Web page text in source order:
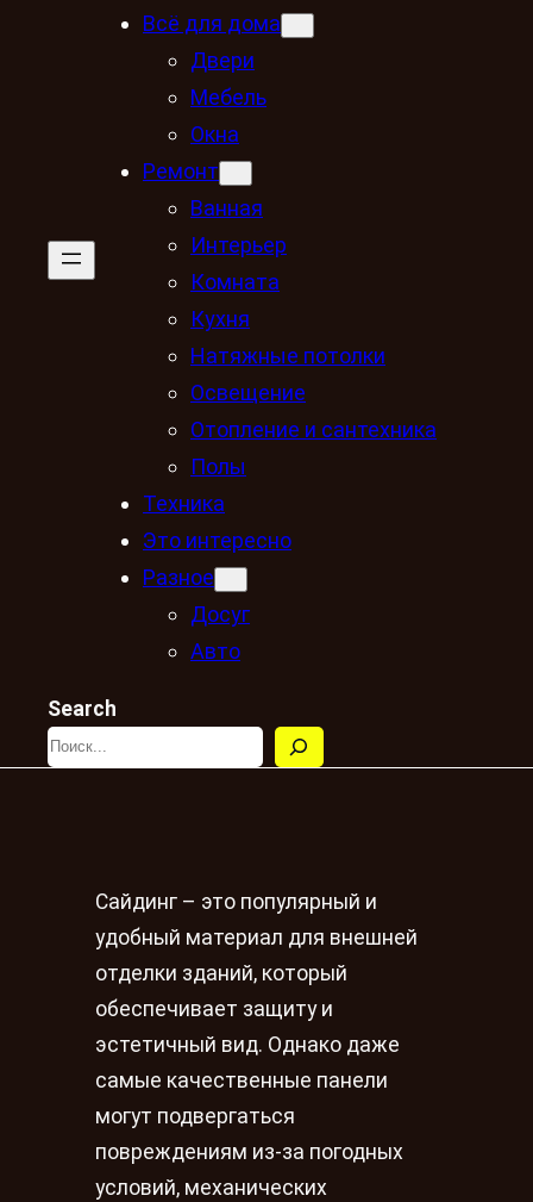
Всё для дома
Двери
Мебель
Окна
Ремонт
Ванная
Интерьер
Комната
Кухня
Натяжные потолки
Освещение
Отопление и сантехника
Полы
Техника
Это интересно
Разное
Досуг
Авто
Search
Сайдинг – это популярный и
удобный материал для внешней
отделки зданий, который
обеспечивает защиту и
эстетичный вид. Однако даже
самые качественные панели
могут подвергаться
повреждениям из-за погодных
условий, механических